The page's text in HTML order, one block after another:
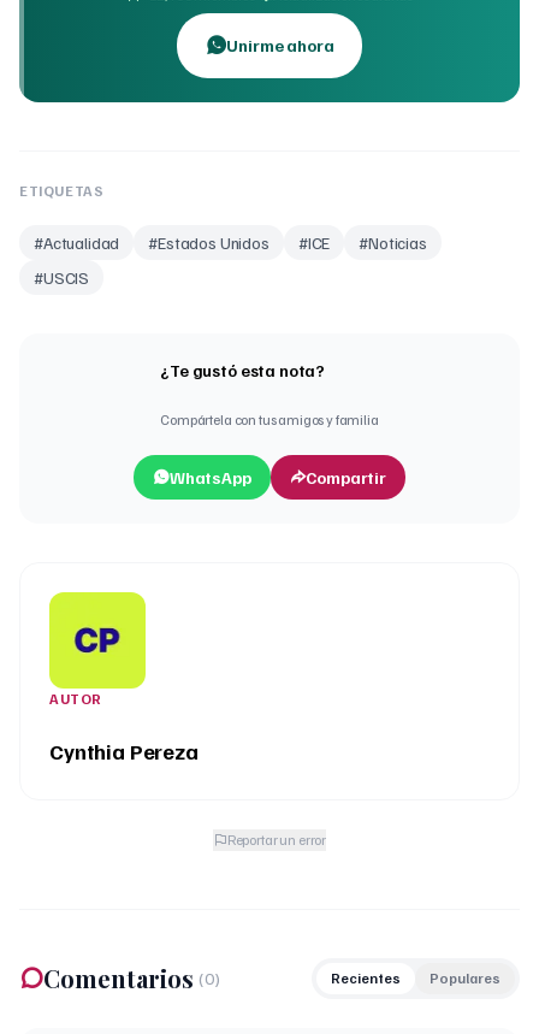
Unirme ahora
ETIQUETAS
#Actualidad #Estados Unidos #ICE #Noticias
#USCIS
¿Te gustó esta nota?
Compártela con tus amigos y familia
WhatsApp Compartir
AUTOR
Cynthia Pereza
Reportar un error
Comentarios (0) Recientes Populares